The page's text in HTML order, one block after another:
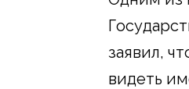
заявил,
видеть